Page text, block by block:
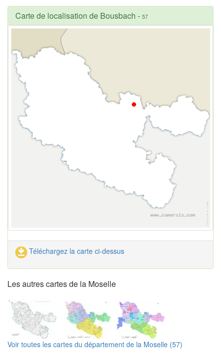
Carte de localisation de Bousbach - 57
Téléchargez la carte ci-dessus
Les autres cartes de la Moselle
Voir toutes les cartes du département de la Moselle (57)